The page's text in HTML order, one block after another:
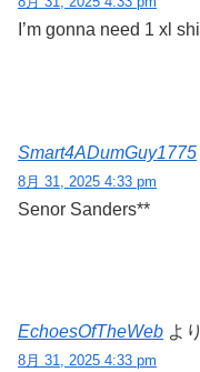
I’m gonna need 1 xl
Smart4ADumGuy1775
8月 31, 2025 4:33 pm
Senor Sanders**
EchoesOfTheWeb よ
8月 31, 2025 4:33 pm